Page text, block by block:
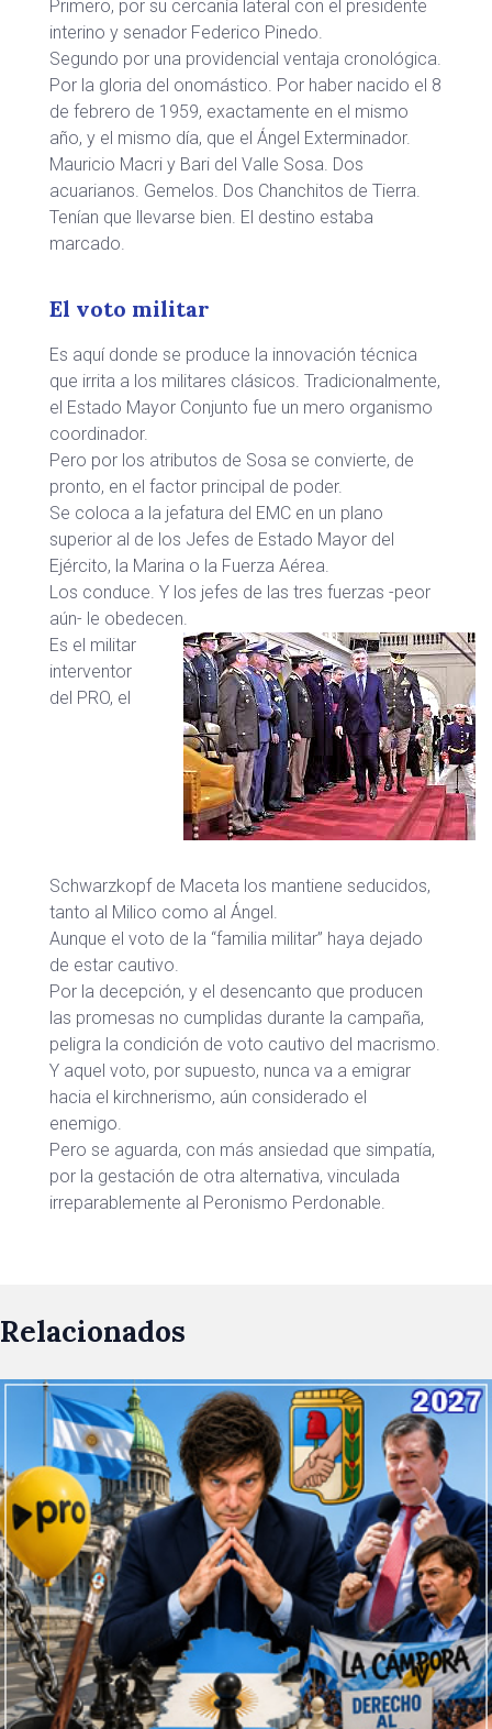
Primero, por su cercanía lateral con el presidente
interino y senador Federico Pinedo.
Segundo por una providencial ventaja cronológica.
Por la gloria del onomástico. Por haber nacido el 8
de febrero de 1959, exactamente en el mismo
año, y el mismo día, que el Ángel Exterminador.
Mauricio Macri y Bari del Valle Sosa. Dos
acuarianos. Gemelos. Dos Chanchitos de Tierra.
Tenían que llevarse bien. El destino estaba
marcado.
El voto militar
Es aquí donde se produce la innovación técnica
que irrita a los militares clásicos. Tradicionalmente,
el Estado Mayor Conjunto fue un mero organismo
coordinador.
Pero por los atributos de Sosa se convierte, de
pronto, en el factor principal de poder.
Se coloca a la jefatura del EMC en un plano
superior al de los Jefes de Estado Mayor del
Ejército, la Marina o la Fuerza Aérea.
Los conduce. Y los jefes de las tres fuerzas -peor
aún- le obedecen.
Es el militar
interventor
del PRO, el
Schwarzkopf de Maceta los mantiene seducidos,
tanto al Milico como al Ángel.
Aunque el voto de la “familia militar” haya dejado
de estar cautivo.
Por la decepción, y el desencanto que producen
las promesas no cumplidas durante la campaña,
peligra la condición de voto cautivo del macrismo.
Y aquel voto, por supuesto, nunca va a emigrar
hacia el kirchnerismo, aún considerado el
enemigo.
Pero se aguarda, con más ansiedad que simpatía,
por la gestación de otra alternativa, vinculada
irreparablemente al Peronismo Perdonable.
Relacionados